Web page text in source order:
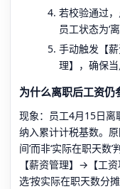
若校验通过
员工状态为‘离
手动触发【
理】，确保当
为什么离职后工资仍
现象：员工4月15日离
纳入累计计税基数。
间’而非‘实际在职天数
【薪资管理】→【工
选‘按实际在职天数分